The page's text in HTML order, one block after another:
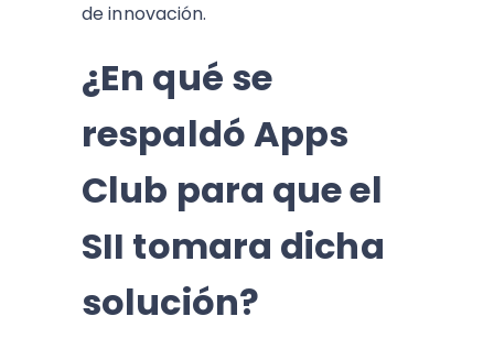
de innovación.
¿En qué se
respaldó Apps
Club para que el
SII tomara dicha
solución?